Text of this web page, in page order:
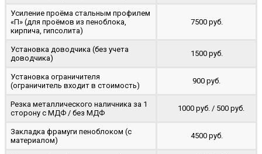
Усиление проёма стальным профилем
«П» (для проёмов из пеноблока,
кирпича, гипсолита)
7500 руб.
Установка доводчика (без учета
доводчика)
1500 руб.
Установка ограничителя
(ограничитель входит в стоимость)
900 руб.
Резка металлического наличника за 1
сторону с МДФ / без МДФ
1000 руб. / 500 руб.
Закладка фрамуги пеноблоком (с
материалом)
4500 руб.